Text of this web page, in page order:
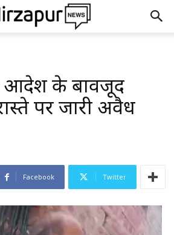
आदेश के बावजूद
पर जारी अवैध
Facebook Twitter